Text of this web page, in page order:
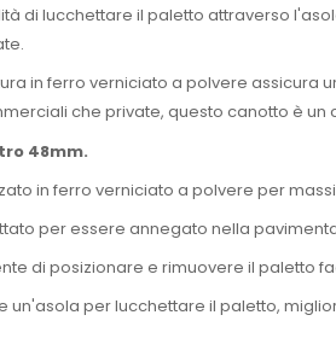
di lucchettare il paletto attraverso
in ferro verniciato a polvere assicura
che private, questo canotto è
48mm.
in ferro verniciato a polvere per
per essere annegato nella
di posizionare e rimuovere il paletto
un'asola per lucchettare il paletto,